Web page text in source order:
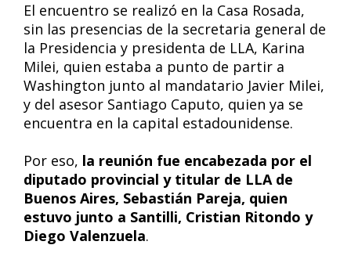
El encuentro se realizó en la Casa Rosada,
sin las presencias de la secretaria general de
la Presidencia y presidenta de LLA, Karina
Milei, quien estaba a punto de partir a
Washington junto al mandatario Javier Milei,
y del asesor Santiago Caputo, quien ya se
encuentra en la capital estadounidense.
Por eso, la reunión fue encabezada por el
diputado provincial y titular de LLA de
Buenos Aires, Sebastián Pareja, quien
estuvo junto a Santilli, Cristian Ritondo y
Diego Valenzuela.